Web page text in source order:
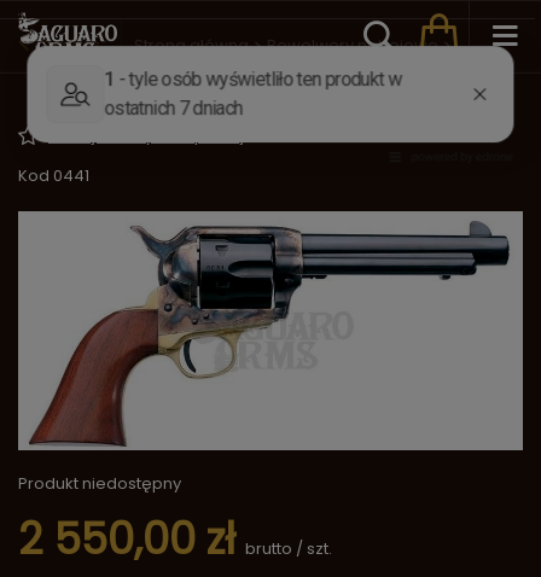
Wstecz Strona główna Rewolwery nabojowe
Cattleman 1873 .357Mag 5,5"
Kod 0441
Produkt niedostępny
2 550,00 zł brutto / szt.